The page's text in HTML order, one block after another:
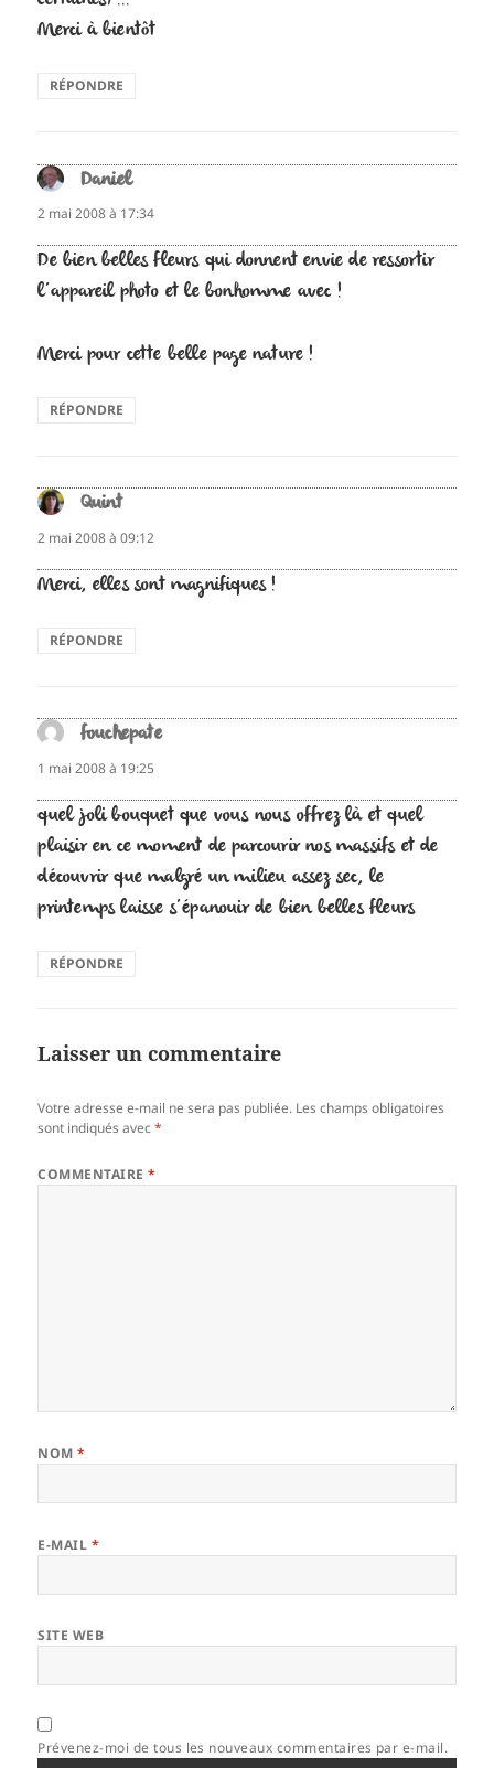
Merci à bientôt
RÉPONDRE
Danieldit :
2 mai 2008 à 17:34
De bien belles fleurs qui donnent envie de ressortir
l’appareil photo et le bonhomme avec !
Merci pour cette belle page nature !
RÉPONDRE
Quintdit :
2 mai 2008 à 09:12
Merci, elles sont magnifiques !
RÉPONDRE
fouchepatedit :
1 mai 2008 à 19:25
quel joli bouquet que vous nous offrez là et quel
plaisir en ce moment de parcourir nos massifs et de
découvrir que malgré un milieu assez sec, le
printemps laisse s’épanouir de bien belles fleurs
RÉPONDRE
Laisser un commentaire
Votre adresse e-mail ne sera pas publiée. Les champs obligatoires
sont indiqués avec*
COMMENTAIRE*
NOM*
E-MAIL *
SITE WEB
Prévenez-moi de tous les nouveaux commentaires par e-mail.